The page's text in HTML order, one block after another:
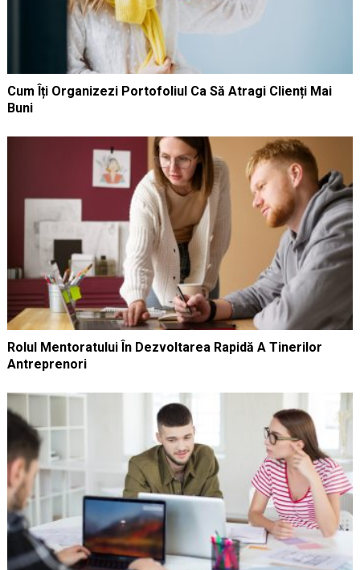
Cum Îți Organizezi Portofoliul Ca Să Atragi Clienți Mai
Buni
Rolul Mentoratului În Dezvoltarea Rapidă A Tinerilor
Antreprenori